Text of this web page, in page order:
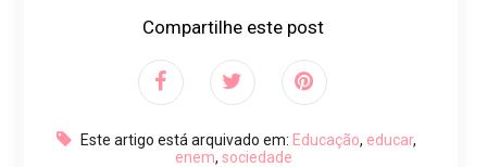
Compartilhe este post
Este artigo está arquivado em: Educação, educar,
enem, sociedade